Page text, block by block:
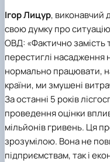
Ігор Лицур, виконавчий
свою думку про
ОВД: «Фактично замість
перестиглі насадження
нормально працювати,
країни, ми змушені
За останні 5 років
проведення оцінки
мільйонів гривень. Ця
зрозумілою. Вона не
підприємствам, так і